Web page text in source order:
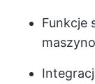
Funkcje